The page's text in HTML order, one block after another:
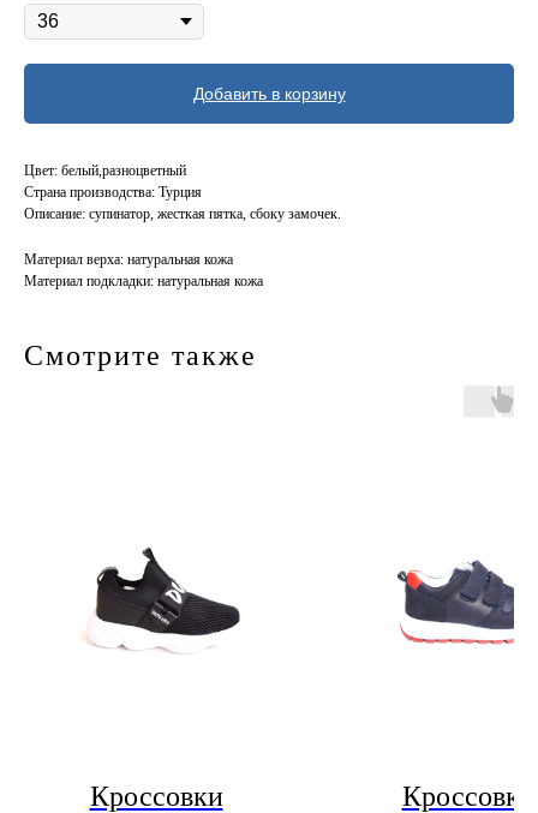
Добавить в корзину
Цвет: белый,разноцветный
Страна производства: Турция
Описание: супинатор, жесткая пятка, сбоку замочек.
Материал верха: натуральная кожа
Материал подкладки: натуральная кожа
Смотрите также
Кроссовки Кроссовки